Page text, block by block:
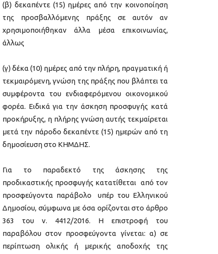
(β) δεκαπέντε (15) ημέρες από την κοινοποίηση
της προσβαλλόμενης πράξης σε αυτόν αν
χρησιμοποιήθηκαν άλλα μέσα επικοινωνίας,
άλλως
(γ) δέκα (10) ημέρες από την πλήρη, πραγματική ή
τεκμαιρόμενη, γνώση της πράξης που βλάπτει τα
συμφέροντα του ενδιαφερόμενου οικονομικού
φορέα. Ειδικά για την άσκηση προσφυγής κατά
προκήρυξης, η πλήρης γνώση αυτής τεκμαίρεται
μετά την πάροδο δεκαπέντε (15) ημερών από τη
δημοσίευση στο ΚΗΜΔΗΣ.
Για το παραδεκτό της άσκησης της
προδικαστικής προσφυγής κατατίθεται από τον
προσφεύγοντα παράβολο υπέρ του Ελληνικού
Δημοσίου, σύμφωνα με όσα ορίζονται στο άρθρο
363 του ν. 4412/2016. Η επιστροφή του
παραβόλου στον προσφεύγοντα γίνεται: α) σε
περίπτωση ολικής ή μερικής αποδοχής της